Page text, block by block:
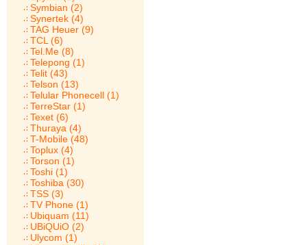
Symbian (2)
Synertek (4)
TAG Heuer (9)
TCL (6)
Tel.Me (8)
Telepong (1)
Telit (43)
Telson (13)
Telular Phonecell (1)
TerreStar (1)
Texet (6)
Thuraya (4)
T-Mobile (48)
Toplux (4)
Torson (1)
Toshi (1)
Toshiba (30)
TSS (3)
TV Phone (1)
Ubiquam (11)
UBiQUiO (2)
Ulycom (1)